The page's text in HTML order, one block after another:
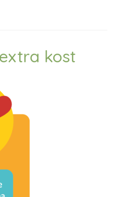
kost